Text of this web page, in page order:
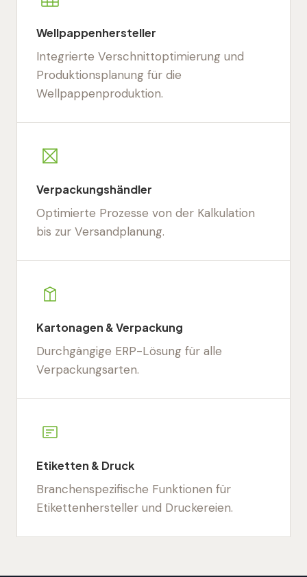
Wellpappenhersteller
Integrierte Verschnittoptimierung und
Produktionsplanung für die
Wellpappenproduktion.
Verpackungshändler
Optimierte Prozesse von der Kalkulation
bis zur Versandplanung.
Kartonagen & Verpackung
Durchgängige ERP-Lösung für alle
Verpackungsarten.
Etiketten & Druck
Branchenspezifische Funktionen für
Etikettenhersteller und Druckereien.